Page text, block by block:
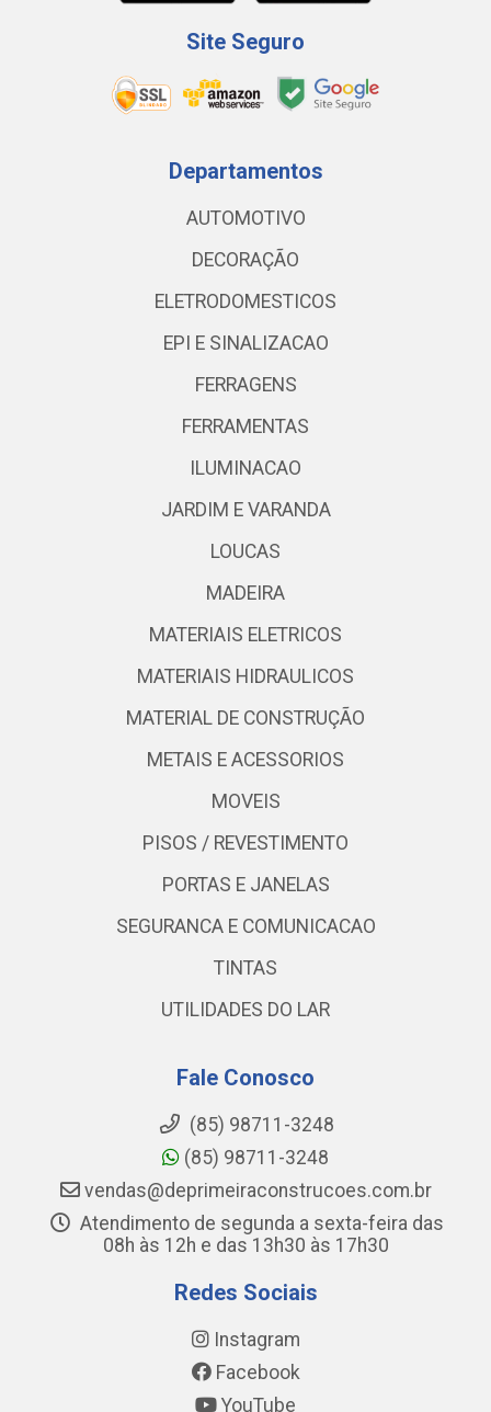
Site Seguro
Departamentos
AUTOMOTIVO
DECORAÇÃO
ELETRODOMESTICOS
EPI E SINALIZACAO
FERRAGENS
FERRAMENTAS
ILUMINACAO
JARDIM E VARANDA
LOUCAS
MADEIRA
MATERIAIS ELETRICOS
MATERIAIS HIDRAULICOS
MATERIAL DE CONSTRUÇÃO
METAIS E ACESSORIOS
MOVEIS
PISOS / REVESTIMENTO
PORTAS E JANELAS
SEGURANCA E COMUNICACAO
TINTAS
UTILIDADES DO LAR
Fale Conosco
(85) 98711-3248
(85) 98711-3248
vendas@deprimeiraconstrucoes.com.br
Atendimento de segunda a sexta-feira das
08h às 12h e das 13h30 às 17h30
Redes Sociais
Instagram
Facebook
YouTube